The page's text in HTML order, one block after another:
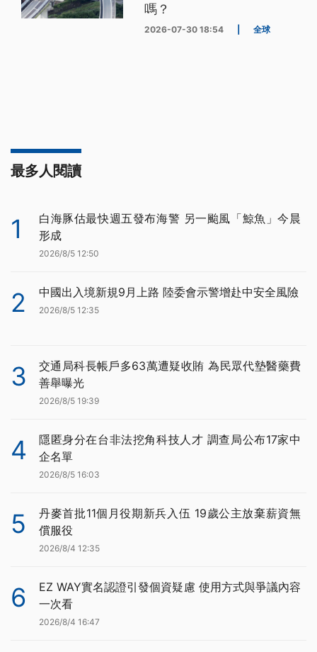
嗎？
2026-07-30 18:54 全球
最多人閱讀
1
白海豚估最快週五發布海警 另一颱風「鯨魚」今晨
形成
2026/8/5 12:50
2 中國出入境新規9月上路 陸委會示警增赴中安全風險
2026/8/5 12:35
3
交通局科長帳戶多63萬遭疑收賄 為民眾代墊醫藥費
善舉曝光
2026/8/5 19:39
4
隱匿身分在台非法挖角科技人才 調查局公布17家中
企名單
2026/8/5 16:03
5
丹麥首批11個月役期新兵入伍 19歲公主放棄薪資無
償服役
2026/8/4 12:35
6
EZ WAY實名認證引發個資疑慮 使用方式與爭議內容
一次看
2026/8/4 16:47